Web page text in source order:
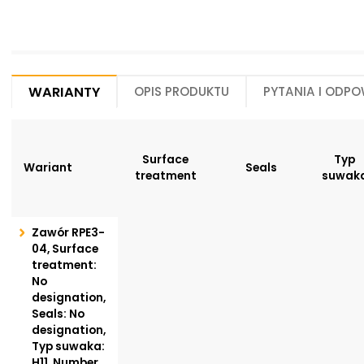
Warianty Opis produktu Pytania i
Wariant
Surface
treatment
Seals
Typ
Zawór RPE3-
04, Surface
treatment:
No
designation,
Seals: No
designation,
Typ suwaka: